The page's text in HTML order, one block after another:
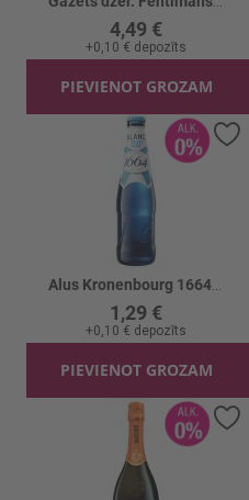
4,49 €
+0,10 € depozīts
PIEVIENOT GROZAM
1,29 €
+0,10 € depozīts
PIEVIENOT GROZAM